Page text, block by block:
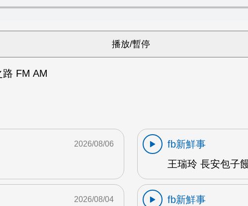
FM AM
2026/08/06
fb新鮮事
王瑞玲 長安包子
2026/08/04
fb新鮮事